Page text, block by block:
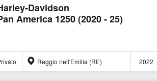
Davidson
America 1250 (2020 - 25)
Reggio nell'Emilia (RE) 2022